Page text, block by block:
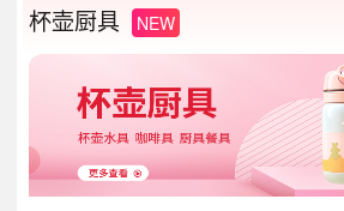
杯壶厨具 NEW